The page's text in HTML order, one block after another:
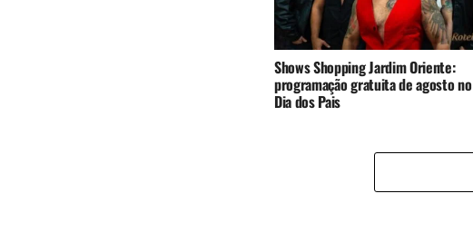
Shows Shopping Jardim Oriente:
programação gratuita de agosto no
Dia dos Pais